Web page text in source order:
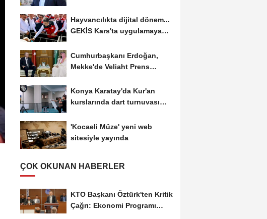
Hayvancılıkta dijital dönem...
GEKİS Kars'ta uygulamaya
Cumhurbaşkanı Erdoğan,
Mekke'de Veliaht Prens
Konya Karatay'da Kur'an
kurslarında dart turnuvası
'Kocaeli Müze' yeni web
sitesiyle yayında
ÇOK OKUNAN HABERLER
KTO Başkanı Öztürk'ten Kritik
Çağrı: Ekonomi Programı